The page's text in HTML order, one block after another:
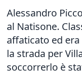
Alessandro
al Natisone.
affaticato ed era
la strada per
soccorrerlo è